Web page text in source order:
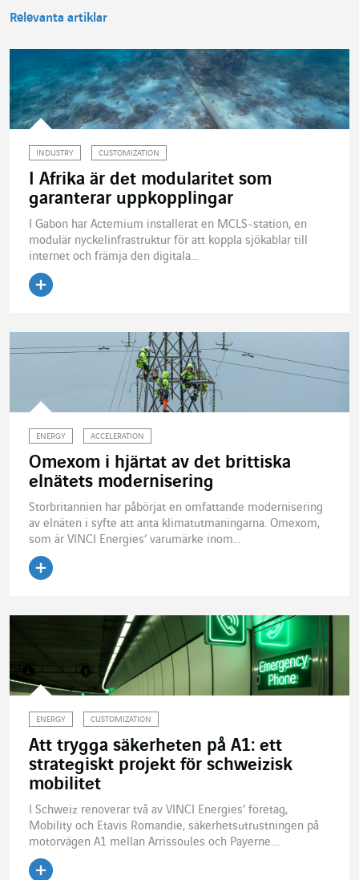
Relevanta artiklar
INDUSTRY CUSTOMIZATION
I Afrika är det modularitet som
garanterar uppkopplingar
I Gabon har Actemium installerat en MCLS-station, en
modulär nyckelinfrastruktur för att koppla sjökablar till
internet och främja den digitala...
ENERGY ACCELERATION
Omexom i hjärtat av det brittiska
elnätets modernisering
Storbritannien har påbörjat en omfattande modernisering
av elnäten i syfte att anta klimatutmaningarna. Omexom,
som är VINCI Energies’ varumärke inom...
ENERGY CUSTOMIZATION
Att trygga säkerheten på A1: ett
strategiskt projekt för schweizisk
mobilitet
I Schweiz renoverar två av VINCI Energies’ företag,
Mobility och Etavis Romandie, säkerhetsutrustningen på
motorvägen A1 mellan Arrissoules och Payerne....